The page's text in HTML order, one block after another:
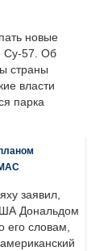
новые
Су-57. Об
страны
власти
парка
заявил,
Дональдом
его словам,